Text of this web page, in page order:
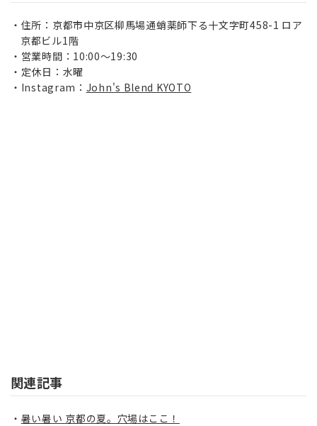
住所：京都市中京区柳馬場通蛸薬師下る十文字町458-1 ロア
京都ビル1階
営業時間：10:00〜19:30
定休日：水曜
Instagram： John's Blend KYOTO
関連記事
暑い暑い 京都の夏。穴場はここ！